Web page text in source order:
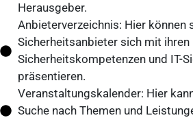
Herausgeber.
Anbieterverzeichnis: Hier können
Sicherheitsanbieter sich mit ihren
Sicherheitskompetenzen und IT-
präsentieren.
Veranstaltungskalender: Hier
Suche nach Themen und